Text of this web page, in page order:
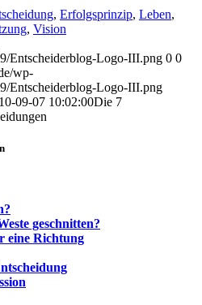
, Erfolgsprinzip, Leben,
, Vision
Entscheiderblog-Logo-III.png 0 0
wp-
Entscheiderblog-Logo-III.png
09-07 10:02:00Die 7
geschnitten?
eine Richtung